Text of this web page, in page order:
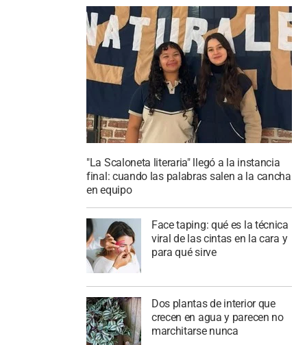
"La Scaloneta literaria" llegó a la instancia
final: cuando las palabras salen a la cancha
en equipo
Face taping: qué es la técnica
viral de las cintas en la cara y
para qué sirve
Dos plantas de interior que
crecen en agua y parecen no
marchitarse nunca